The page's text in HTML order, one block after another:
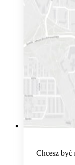
Chcesz być